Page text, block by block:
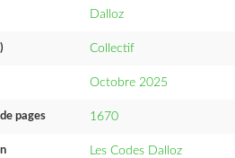
Dalloz
Collectif
Octobre 2025
pages 1670
Les Codes Dalloz